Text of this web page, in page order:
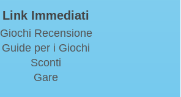
Link Immediati
Giochi Recensione
Guide per i Giochi
Sconti
Gare